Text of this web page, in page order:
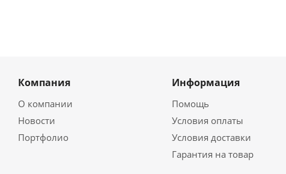
Компания
О компании
Новости
Портфолио
Информация
Помощь
Условия оплаты
Условия доставки
Гарантия на товар